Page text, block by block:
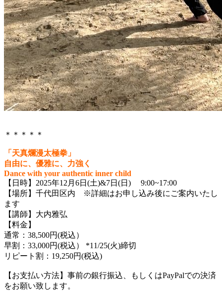
＊＊＊＊＊
「天真爛漫太極拳」
自由に、優雅に、力強く
Dance with your authentic inner child
【日時】2025年12月6日(土)&7日(日) 9:00~17:00
【場所】千代田区内 ※詳細はお申し込み後にご案内いたし
ます
【講師】大内雅弘
【料金】
通常：38,500円(税込）
早割：33,000円(税込） *11/25(火)締切
リピート割：19,250円(税込)
【お支払い方法】事前の銀行振込、もしくはPayPalでの決済
をお願い致します。